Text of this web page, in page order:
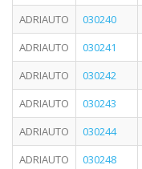
ADRIAUTO
030240
ADRIAUTO
030241
ADRIAUTO
030242
ADRIAUTO
030243
ADRIAUTO
030244
ADRIAUTO
030248